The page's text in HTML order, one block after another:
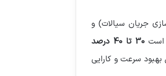
جریان سیالات) و
است
30 تا 40 درصد
سرعت و کارایی